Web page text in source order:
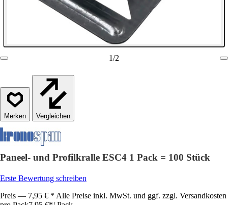
1/2
Vergleichen
Paneel- und Profilkralle ESC4 1 Pack = 100 Stück
Erste Bewertung schreiben
Preis — 7,95 € * Alle Preise inkl. MwSt. und ggf. zzgl. Versandkosten